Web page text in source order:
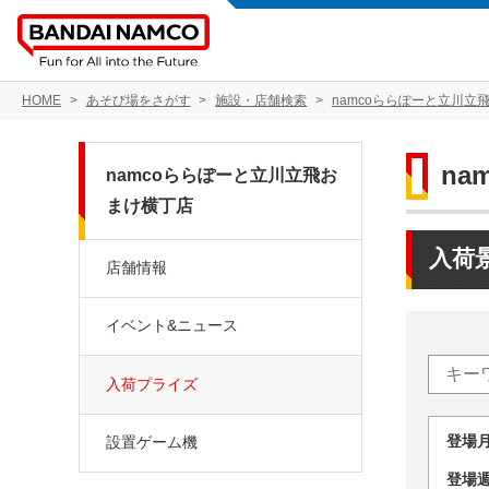
HOME あそび場をさがす 施設・店舗検索 namcoららぽーと立川立
入荷
登
登
namcoららぽーと立川立飛お
まけ横丁店
店舗情報
イベント&ニュース
入荷プライズ
設置ゲーム機